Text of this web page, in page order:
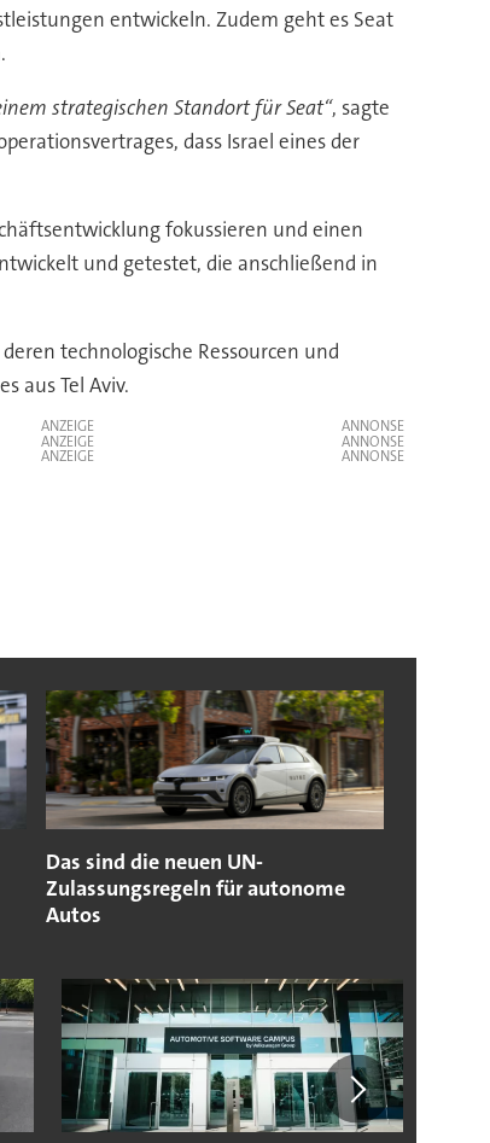
entwickeln. Zudem geht es Seat
strategischen Standort für Seat“, sagte
dass Israel eines der
fokussieren und einen
und getestet, die anschließend in
technologische Ressourcen und
aus Tel Aviv.
ANZEIGE
ANZEIGE
ANZEIGE
Das sind die neuen UN-
Zulassungsregeln für autonome
Autos